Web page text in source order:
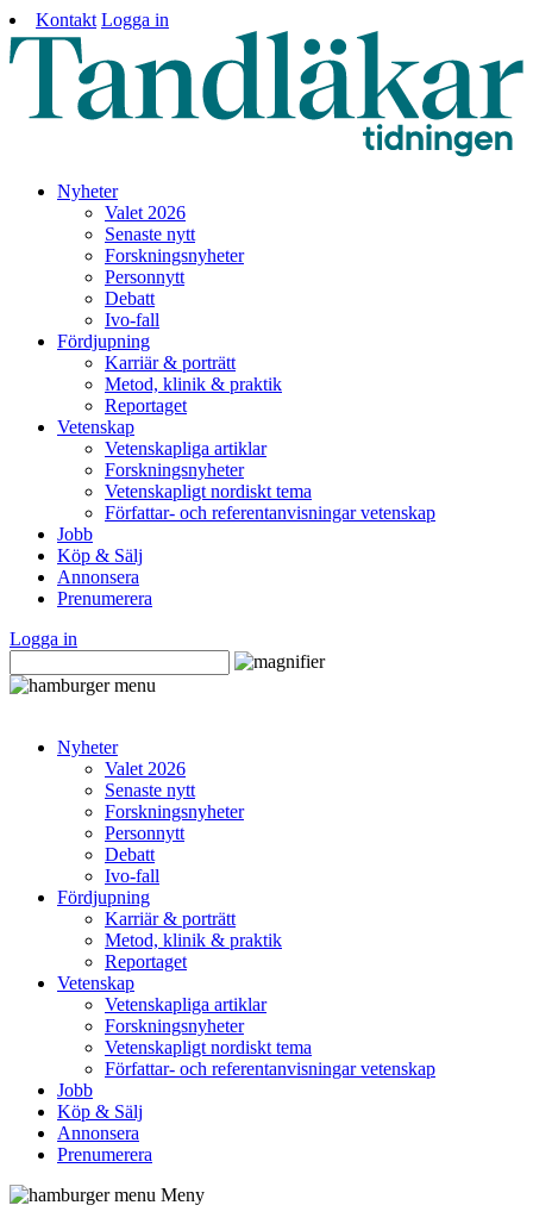
Kontakt Logga in
Nyheter
Valet 2026
Senaste nytt
Forskningsnyheter
Personnytt
Debatt
Ivo-fall
Fördjupning
Karriär & porträtt
Metod, klinik & praktik
Reportaget
Vetenskap
Vetenskapliga artiklar
Forskningsnyheter
Vetenskapligt nordiskt tema
Författar- och referentanvisningar vetenskap
Jobb
Köp & Sälj
Annonsera
Prenumerera
Logga in
Nyheter
Valet 2026
Senaste nytt
Forskningsnyheter
Personnytt
Debatt
Ivo-fall
Fördjupning
Karriär & porträtt
Metod, klinik & praktik
Reportaget
Vetenskap
Vetenskapliga artiklar
Forskningsnyheter
Vetenskapligt nordiskt tema
Författar- och referentanvisningar vetenskap
Jobb
Köp & Sälj
Annonsera
Prenumerera
Meny